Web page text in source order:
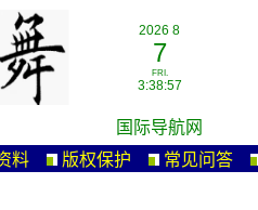
2026 8
7
FRI.
3:38:57
国际导航网
料 版权保护 常见问答